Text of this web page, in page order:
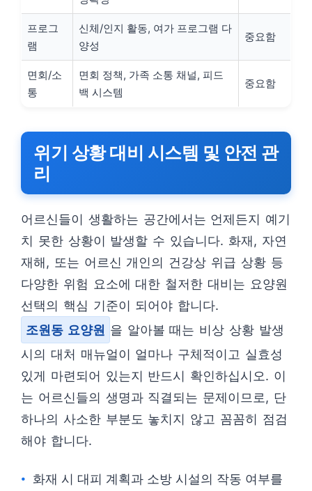
프로그
램
신체/인지 활동, 여가 프로그램 다
양성
중요함
면회/소
통
면회 정책, 가족 소통 채널, 피드
백 시스템
중요함
위기 상황 대비 시스템 및 안전 관
리
어르신들이 생활하는 공간에서는 언제든지 예기
치 못한 상황이 발생할 수 있습니다. 화재, 자연
재해, 또는 어르신 개인의 건강상 위급 상황 등
다양한 위험 요소에 대한 철저한 대비는 요양원
선택의 핵심 기준이 되어야 합니다.
조원동 요양원 을 알아볼 때는 비상 상황 발생
시의 대처 매뉴얼이 얼마나 구체적이고 실효성
있게 마련되어 있는지 반드시 확인하십시오. 이
는 어르신들의 생명과 직결되는 문제이므로, 단
하나의 사소한 부분도 놓치지 않고 꼼꼼히 점검
해야 합니다.
화재 시 대피 계획과 소방 시설의 작동 여부를